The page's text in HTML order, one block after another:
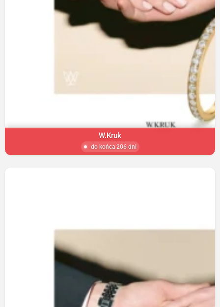
W.Kruk
do końca 206 dni